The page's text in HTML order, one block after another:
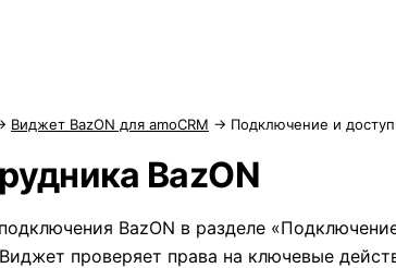
Виджет BazON для amoCRM → Подключение и
BazON
BazON в разделе
проверяет права на ключевые